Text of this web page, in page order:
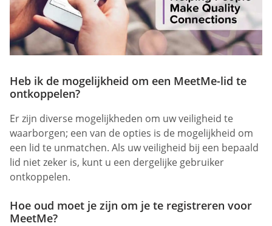
Heb ik de mogelijkheid om een MeetMe-lid te
ontkoppelen?
Er zijn diverse mogelijkheden om uw veiligheid te
waarborgen; een van de opties is de mogelijkheid om
een lid te unmatchen. Als uw veiligheid bij een bepaald
lid niet zeker is, kunt u een dergelijke gebruiker
ontkoppelen.
Hoe oud moet je zijn om je te registreren voor
MeetMe?